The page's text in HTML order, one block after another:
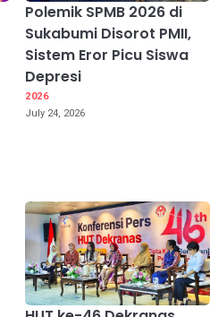
Polemik SPMB 2026 di
Sukabumi Disorot PMII,
Sistem Eror Picu Siswa
Depresi
2026
July 24, 2026